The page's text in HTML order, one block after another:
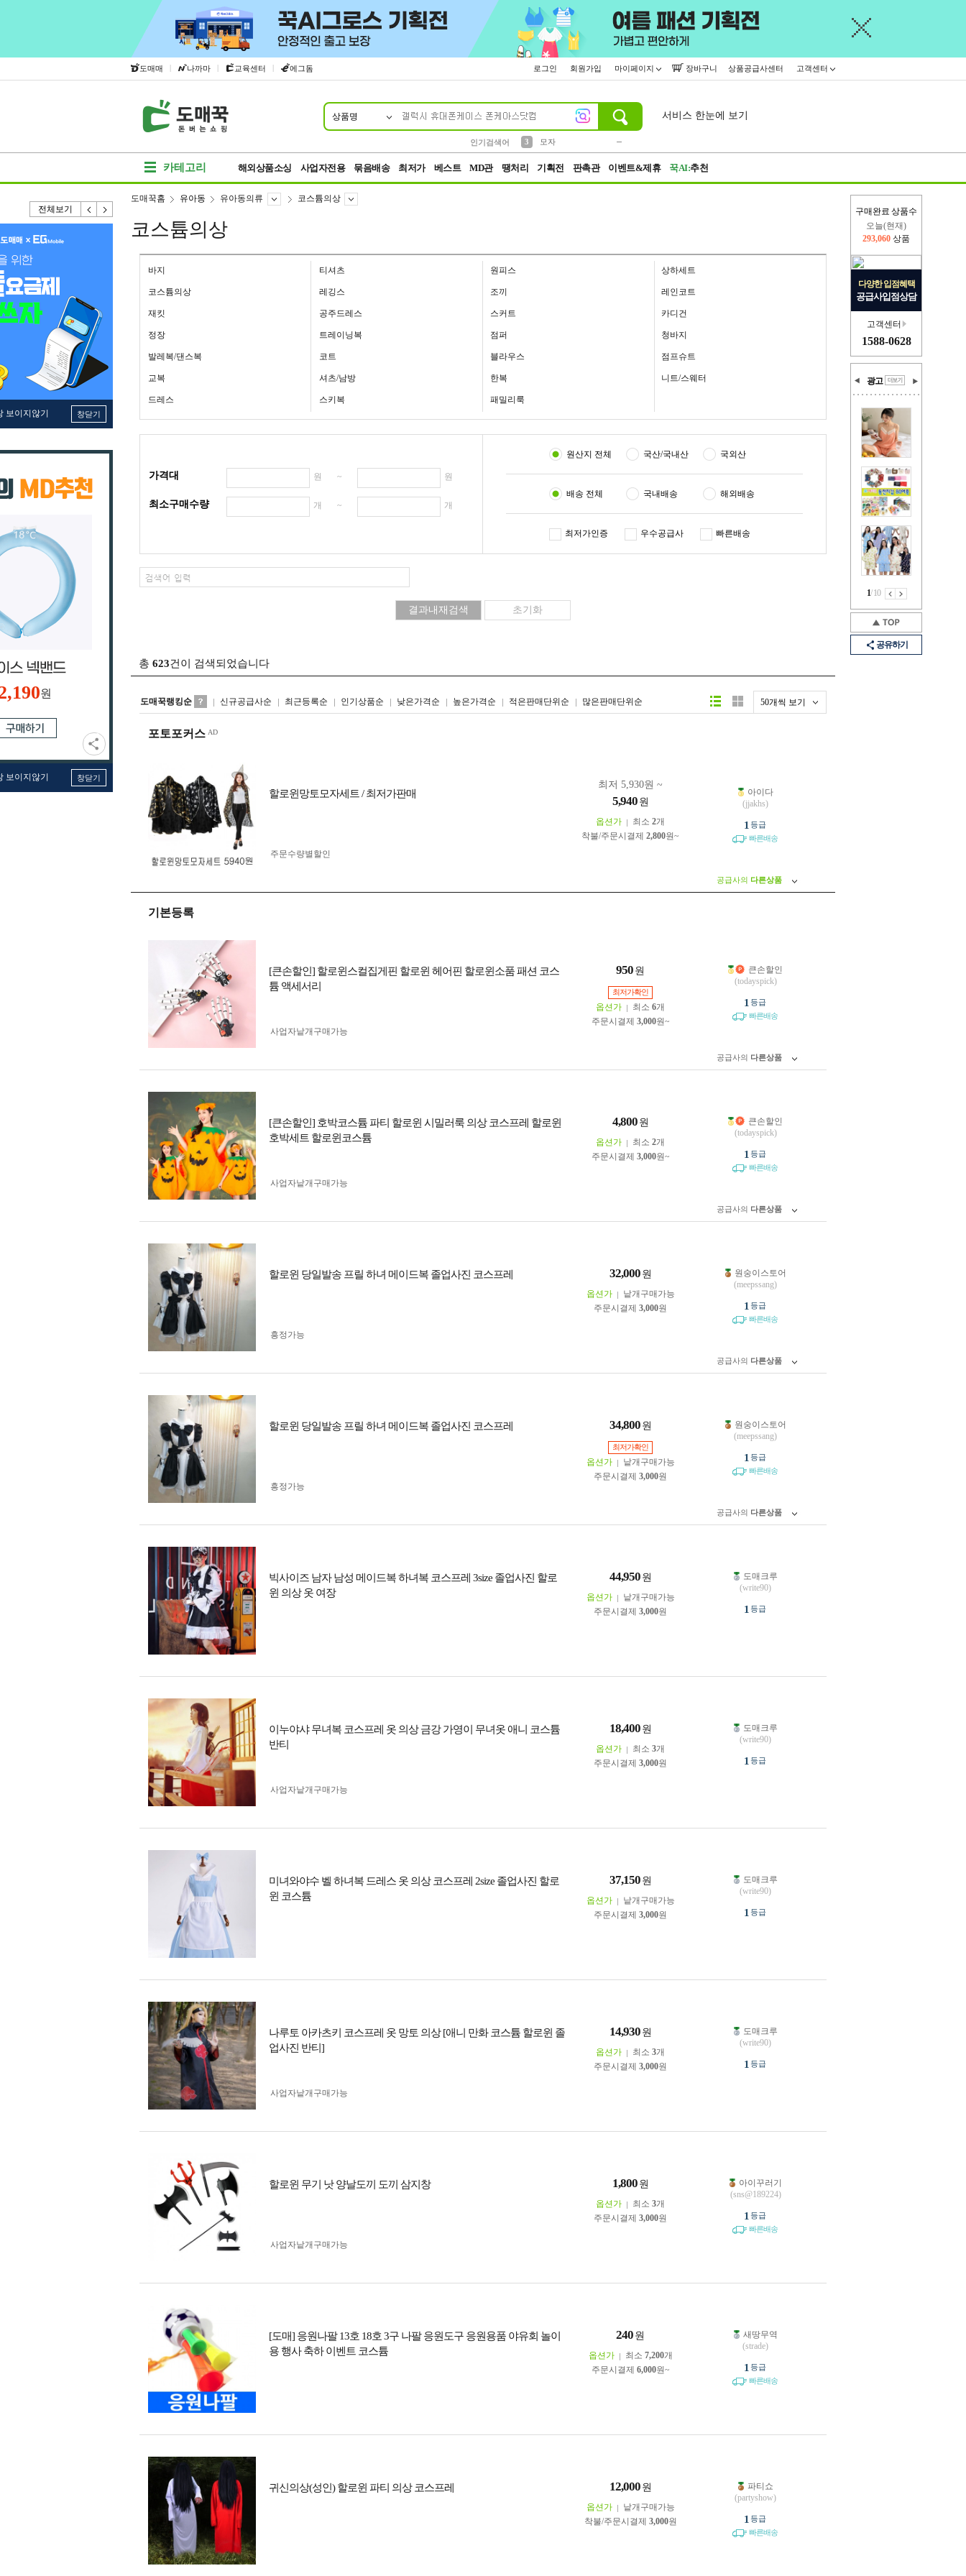
도매매 | 나까마 | 교육센터 | 에그돔 로그인 회원가입 마이페이지 장바구니 상품공급사센터 고객센터
상품명
인기검색어
4
미니
23
서비스 한눈에 보기
카테고리 해외상품소싱 사업자전용 묶음배송 최저가 베스트 MD관 땡처리 기획전 판촉관 이벤트&제휴 꾹AI:추천
전체보기
보이지않기 창닫기
원
보이지않기 창닫기
구매완료 상품수
445,716
오늘(현재)
293,060 상품
다양한 입점혜택
공급사입점상담
고객센터
1588-0628
광고
1/10
공유하기
도매꾹홈 유아동 유아동의류 코스튬의상
코스튬의상
바지 티셔츠 원피스 상하세트
코스튬의상 레깅스 조끼 레인코트
재킷 공주드레스 스커트 카디건
정장 트레이닝복 점퍼 청바지
발레복/댄스복 코트 블라우스 점프슈트
교복 셔츠/남방 한복 니트/스웨터
드레스 스키복 패밀리룩
가격대 원 ~ 원
최소구매수량 개 ~ 개
원산지 전체 국산/국내산 국외산
배송 전체 국내배송 해외배송
최저가인증 우수공급사 빠른배송
총 623건이 검색되었습니다
도매꾹랭킹순 신규공급사순 최근등록순 인기상품순 낮은가격순 높은가격순 적은판매단위순 많은판매단위순 50개씩 보기
리스트형갤러리형
포토포커스
할로윈망토모자세트 / 최저가판매
최저 5,930원 ~
5,940 원
옵션가 최소 2개
착불/주문시결제 2,800원~
주문수량별할인
아이다
(jjakhs)
1 등급
빠른배송
공급사의 다른상품
기본등록
[큰손할인] 할로윈스컬집게핀 할로윈 헤어핀 할로윈소품 패션 코스
튬 액세서리
950 원
최저가확인
옵션가 최소 6개
주문시결제 3,000원~
사업자 낱개구매가능
큰손할인
(todayspick)
1 등급
빠른배송
공급사의 다른상품
[큰손할인] 호박코스튬 파티 할로윈 시밀러룩 의상 코스프레 할로윈
호박세트 할로윈코스튬
4,800 원
옵션가 최소 2개
주문시결제 3,000원~
사업자 낱개구매가능
큰손할인
(todayspick)
1 등급
빠른배송
공급사의 다른상품
할로윈 당일발송 프릴 하녀 메이드복 졸업사진 코스프레 32,000 원
옵션가
낱개구매가능
주문시결제 3,000원
흥정가능
원숭이스토어
(meepssang)
1 등급
빠른배송
공급사의 다른상품
할로윈 당일발송 프릴 하녀 메이드복 졸업사진 코스프레 34,800 원
최저가확인
옵션가
낱개구매가능
주문시결제 3,000원
흥정가능
원숭이스토어
(meepssang)
1 등급
빠른배송
공급사의 다른상품
빅사이즈 남자 남성 메이드복 하녀복 코스프레 3size 졸업사진 할로
윈 의상 옷 여장
44,950 원
옵션가
낱개구매가능
주문시결제 3,000원
도매크루
(write90)
1 등급
이누야샤 무녀복 코스프레 옷 의상 금강 가영이 무녀옷 애니 코스튬
반티
18,400 원
옵션가 최소 3개
주문시결제 3,000원
사업자 낱개구매가능
도매크루
(write90)
1 등급
미녀와야수 벨 하녀복 드레스 옷 의상 코스프레 2size 졸업사진 할로
윈 코스튬
37,150 원
옵션가
낱개구매가능
주문시결제 3,000원
도매크루
(write90)
1 등급
나루토 아카츠키 코스프레 옷 망토 의상 [애니 만화 코스튬 할로윈 졸
업사진 반티]
14,930 원
옵션가 최소 3개
주문시결제 3,000원
사업자 낱개구매가능
도매크루
(write90)
1 등급
할로윈 무기 낫 양날도끼 도끼 삼지창 1,800 원
옵션가 최소 3개
주문시결제 3,000원
사업자 낱개구매가능
아이꾸러기
(sns@189224)
1 등급
빠른배송
[도매] 응원나팔 13호 18호 3구 나팔 응원도구 응원용품 야유회 놀이
용 행사 축하 이벤트 코스튬
240 원
옵션가 최소 7,200개
주문시결제 6,000원~
새땅무역
(strade)
1 등급
빠른배송
귀신의상(성인) 할로윈 파티 의상 코스프레 12,000 원
옵션가
낱개구매가능
착불/주문시결제 3,000원
파티쇼
(partyshow)
1 등급
빠른배송